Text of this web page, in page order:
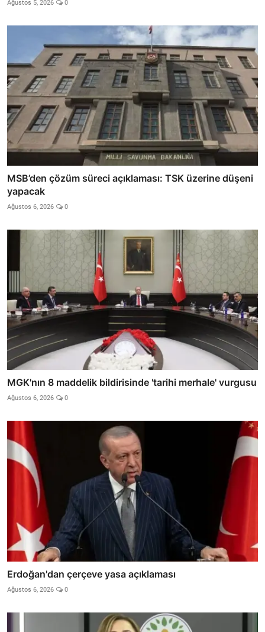
Ağustos 5, 2026 0
MSB’den çözüm süreci açıklaması: TSK üzerine düşeni
yapacak
Ağustos 6, 2026 0
MGK'nın 8 maddelik bildirisinde 'tarihi merhale' vurgusu
Ağustos 6, 2026 0
Erdoğan'dan çerçeve yasa açıklaması
Ağustos 6, 2026 0